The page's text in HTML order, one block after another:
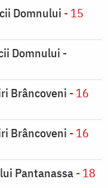
Domnului - 15
Domnului -
Brâncoveni - 16
Brâncoveni - 16
Pantanassa- 18